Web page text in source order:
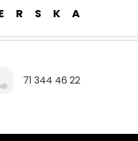
71 344 46 22